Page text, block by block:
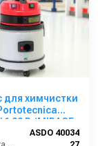
для химчистки
1 22 P (MIRAGE
ASDO 40034